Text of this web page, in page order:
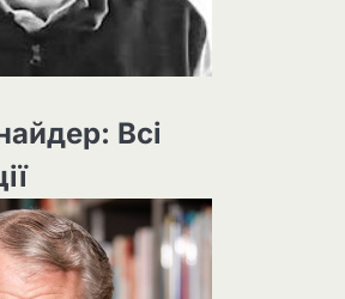
Всі